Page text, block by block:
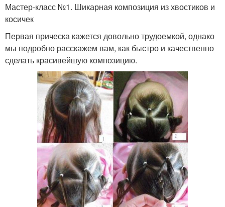
Мастер-класс №1. Шикарная композиция из хвостиков и
косичек
Первая прическа кажется довольно трудоемкой, однако
мы подробно расскажем вам, как быстро и качественно
сделать красивейшую композицию.